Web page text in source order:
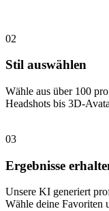
02
Stil auswählen
Wähle aus über 100
Headshots bis 3D-
03
Ergebnisse
Unsere KI generiert
Wähle deine Favoriten